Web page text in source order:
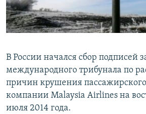
ПОБЕДИТЕЛЕЙ НЕ СУДЯТ?
КРЫМ.НЕПОКОРЕННЫЙ
УКРАИНСКАЯ ПРОБЛЕМА КРЫМА
ПРИСОЕДИНЯЙТЕСЬ!
Все сайты RFE/RL
В России начался сбор подписей
международного трибунала по
причин крушения
компании Malaysia Airlines на
июля 2014 года.